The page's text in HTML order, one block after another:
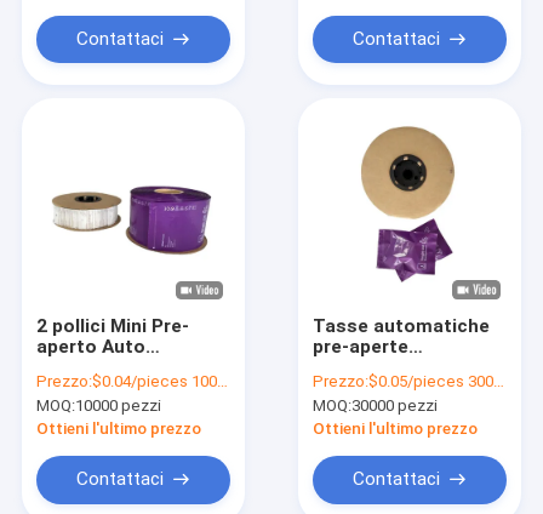
Video
Contattaci
Notizie
Contattaci Contattaci
2 pollici Mini Pre-
aperto Auto
LDPE Poly Piccolo
Sacchetto di
imballaggio in
Prezzo:$0.04/pieces 10000-199999 pieces
MOQ:10000 pezzi
Ottieni l'ultimo prezzo
Contattaci
Tasse automatiche
pre-aperte
apparecchiature di
imballaggio
automatico
Prezzo:$0.05/pieces 30000-299999 pieces
MOQ:30000 pezzi
Ottieni l'ultimo prezzo
Contattaci